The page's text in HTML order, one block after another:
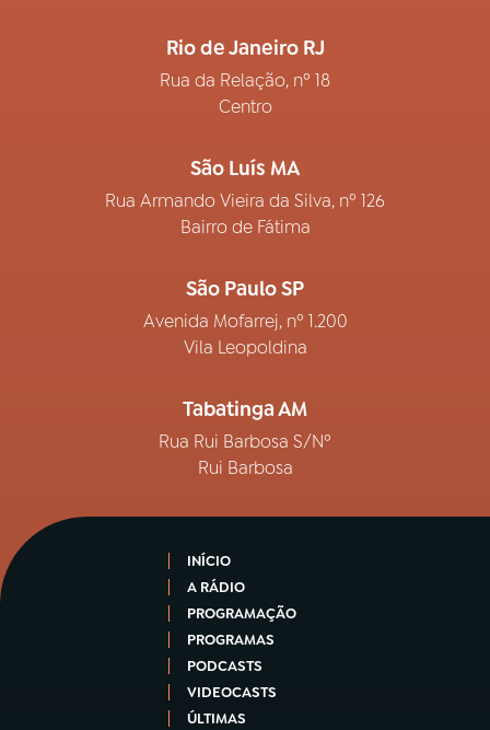
Rio de Janeiro RJ
Rua da Relação, nº 18
Centro
São Luís MA
Rua Armando Vieira da Silva, nº 126
Bairro de Fátima
São Paulo SP
Avenida Mofarrej, nº 1.200
Vila Leopoldina
Tabatinga AM
Rua Rui Barbosa S/Nº
Rui Barbosa
INÍCIO
A RÁDIO
PROGRAMAÇÃO
PROGRAMAS
PODCASTS
VIDEOCASTS
ÚLTIMAS